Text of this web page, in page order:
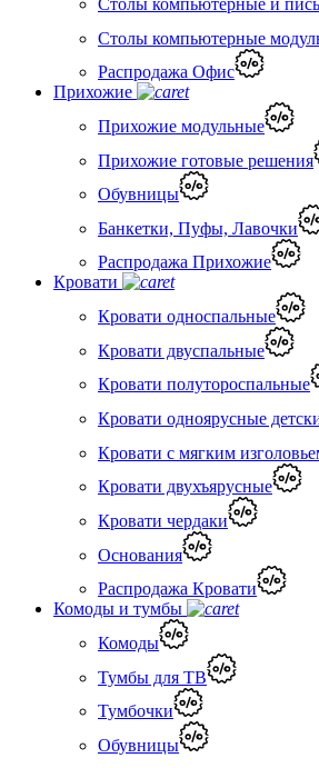
Столы компьютерные и
Столы компьютерные
Распродажа Офис
Прихожие
Прихожие модульные
Прихожие готовые решения
Обувницы
Банкетки, Пуфы, Лавочки
Распродажа Прихожие
Кровати
Кровати односпальные
Кровати двуспальные
Кровати полутороспальные
Кровати одноярусные
Кровати с мягким
Кровати двухъярусные
Кровати чердаки
Основания
Распродажа Кровати
Комоды и тумбы
Комоды
Тумбы для ТВ
Тумбочки
Обувницы